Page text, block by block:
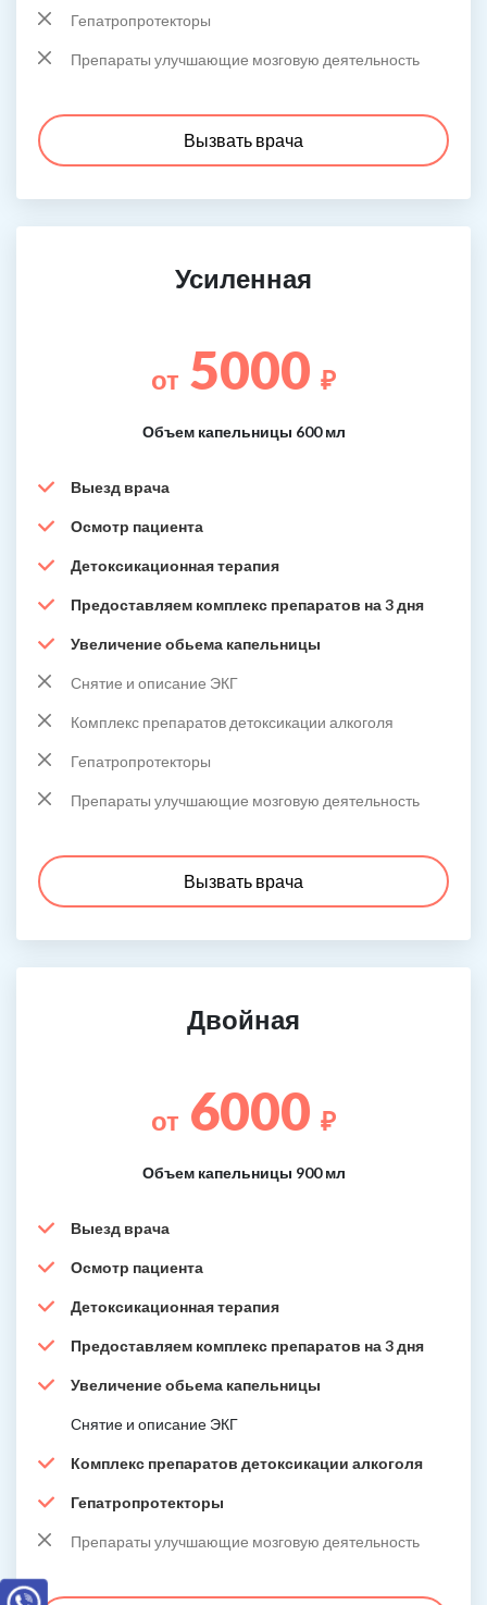
Гепатропротекторы
Препараты улучшающие мозговую деятельность
Вызвать врача
Усиленная
от 5000 ₽
Объем капельницы 600 мл
Выезд врача
Осмотр пациента
Детоксикационная терапия
Предоставляем комплекс препаратов на 3 дня
Увеличение обьема капельницы
Снятие и описание ЭКГ
Комплекс препаратов детоксикации алкоголя
Гепатропротекторы
Препараты улучшающие мозговую деятельность
Вызвать врача
Двойная
от 6000 ₽
Объем капельницы 900 мл
Выезд врача
Осмотр пациента
Детоксикационная терапия
Предоставляем комплекс препаратов на 3 дня
Увеличение обьема капельницы
Снятие и описание ЭКГ
Комплекс препаратов детоксикации алкоголя
Гепатропротекторы
Препараты улучшающие мозговую деятельность